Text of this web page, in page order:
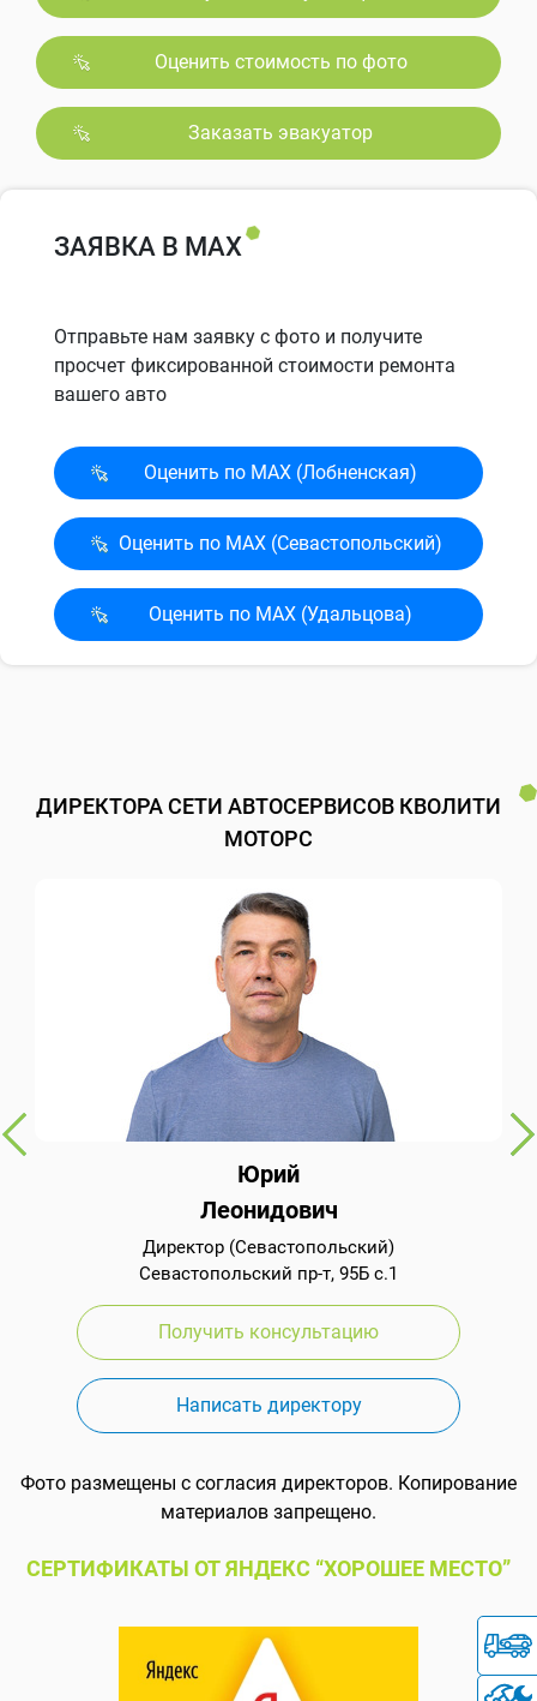
Оценить стоимость по фото
Заказать эвакуатор
ЗАЯВКА В MAX
Отправьте нам заявку с фото и получите
просчет фиксированной стоимости ремонта
вашего авто
Оценить по MAX (Лобненская)
Оценить по MAX (Севасто­польский)
Оценить по MAX (Удальцова)
ДИРЕКТОРА СЕТИ АВТОСЕРВИСОВ КВОЛИТИ
МОТОРС
Юрий
Леонидович
Директор (Севастопольский)
Севастопольский пр-т, 95Б с.1
Получить консультацию
Написать директору
Фото размещены с согласия директоров. Копирование
материалов запрещено.
СЕРТИФИКАТЫ ОТ ЯНДЕКС “ХОРОШЕЕ МЕСТО”